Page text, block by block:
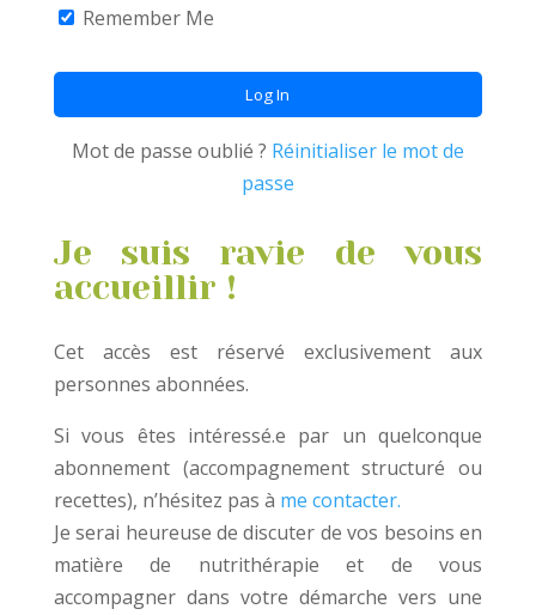
Remember Me
Mot de passe oublié ? Réinitialiser le mot de
passe
Je suis ravie de vous
accueillir !
Cet accès est réservé exclusivement aux
personnes abonnées.
Si vous êtes intéressé.e par un quelconque
abonnement (accompagnement structuré ou
recettes), n’hésitez pas à me contacter.
Je serai heureuse de discuter de vos besoins en
matière de nutrithérapie et de vous
accompagner dans votre démarche vers une